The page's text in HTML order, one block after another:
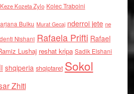
Keze Kozeta Zylo Kolec Traboini
Bulku Murat Gecaj nderroi jete ne
Nishani Rafaela Prifti Rafael
Lushaj reshat kripa Sadik Elshani
shqiperia shqiptaret Sokol
Zhiti